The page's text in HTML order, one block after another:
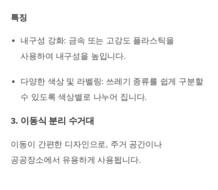
특징
내구성 강화: 금속 또는 고강도 플라스틱을
사용하여 내구성을 높입니다.
다양한 색상 및 라벨링: 쓰레기 종류를 쉽게 구분할
수 있도록 색상별로 나누어 집니다.
3. 이동식 분리 수거대
이동이 간편한 디자인으로, 주거 공간이나
공공장소에서 유용하게 사용됩니다.